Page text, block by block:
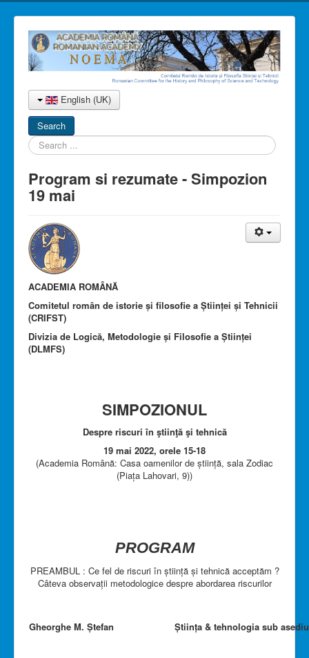
English (UK)
Search
...
Program si rezumate - Simpozion
19 mai
ACADEMIA ROMÂNĂ
Comitetul român de istorie și filosofie a Științei și Tehnicii
(CRIFST)
Divizia de Logică, Metodologie și Filosofie a Științei
(DLMFS)
SIMPOZIONUL
Despre riscuri în ştiinţă şi tehnică
19 mai 2022, orele 15-18
(Academia Română: Casa oamenilor de știință, sala Zodiac
(Piața Lahovari, 9))
PROGRAM
PREAMBUL : Ce fel de riscuri în știință și tehnică acceptăm ?
Câteva observații metodologice despre abordarea riscurilor
Gheorghe M. Ștefan Știința & tehnologia sub